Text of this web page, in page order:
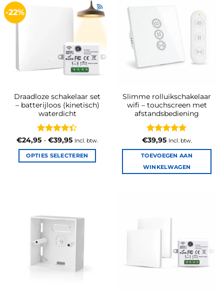
-22%
Draadloze schakelaar set
– batterijloos (kinetisch)
waterdicht
Gewaardeerd
4.36uit 5
€24,95 - €39,95Prijsklasse:
tot
€39,95
Incl. btw.
OPTIES SELECTEREN
Deze
optie
kan
worden
Slimme rolluikschakelaar
wifi – touchscreen met
afstandsbediening
Gewaardeerd
4.88uit 5
€39,95 Incl. btw.
TOEVOEGEN AAN
WINKELWAGEN